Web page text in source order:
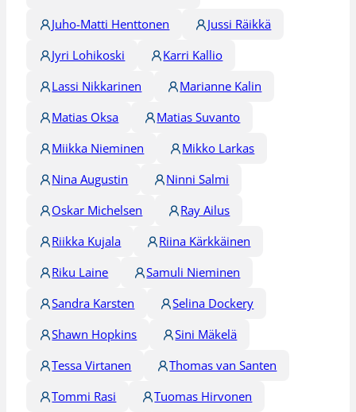
Juho-Matti Henttonen
Jussi Räikkä
Jyri Lohikoski
Karri Kallio
Lassi Nikkarinen
Marianne Kalin
Matias Oksa
Matias Suvanto
Miikka Nieminen
Mikko Larkas
Nina Augustin
Ninni Salmi
Oskar Michelsen
Ray Ailus
Riikka Kujala
Riina Kärkkäinen
Riku Laine
Samuli Nieminen
Sandra Karsten
Selina Dockery
Shawn Hopkins
Sini Mäkelä
Tessa Virtanen
Thomas van Santen
Tommi Rasi
Tuomas Hirvonen